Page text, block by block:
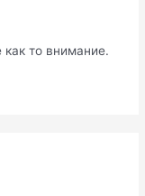
то внимание.